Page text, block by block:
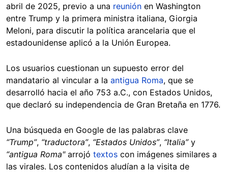
abril de 2025, previo a una reunión en Washington
entre Trump y la primera ministra italiana, Giorgia
Meloni, para discutir la política arancelaria que el
estadounidense aplicó a la Unión Europea.
Los usuarios cuestionan un supuesto error del
mandatario al vincular a la antigua Roma, que se
desarrolló hacia el año 753 a.C., con Estados Unidos,
que declaró su independencia de Gran Bretaña en 1776.
Una búsqueda en Google de las palabras clave
“Trump”, “traductora”, “Estados Unidos”, “Italia”y
“antigua Roma"arrojó textos con imágenes similares a
las virales. Los contenidos aludían a la visita de